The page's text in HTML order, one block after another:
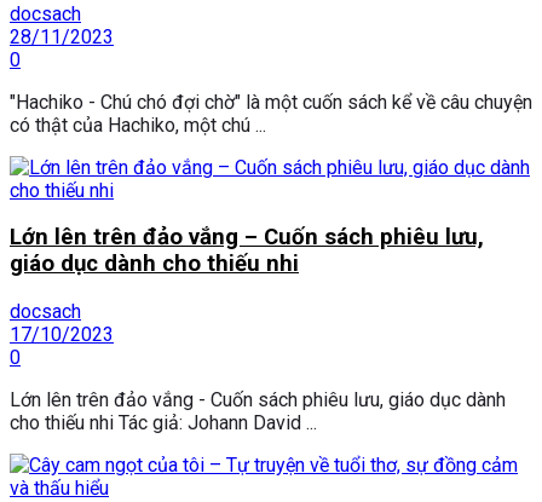
docsach
28/11/2023
0
"Hachiko - Chú chó đợi chờ" là một cuốn sách kể về câu chuyện
có thật của Hachiko, một chú ...
Lớn lên trên đảo vắng – Cuốn sách phiêu lưu,
giáo dục dành cho thiếu nhi
docsach
17/10/2023
0
Lớn lên trên đảo vắng - Cuốn sách phiêu lưu, giáo dục dành
cho thiếu nhi Tác giả: Johann David ...